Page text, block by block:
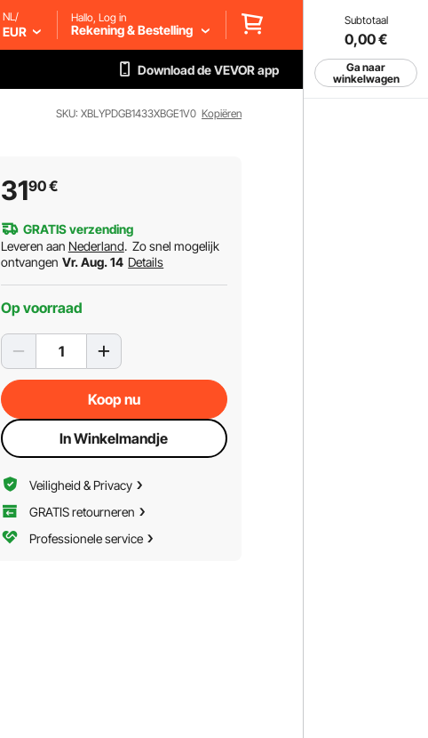
Subtotaal
0,00€
Ga naar
winkelwagen
NL/
EUR
Hallo, Log in
Rekening & Bestelling
Download de VEVOR app
SKU: XBLYPDGB1433XBGE1V0 Kopiëren
3190€
GRATIS verzending
Leveren aan Nederland. Zo snel mogelijk
ontvangen Vr. Aug. 14 Details
Op voorraad
Koop nu
In Winkelmandje
Veiligheid & Privacy
GRATIS retourneren
Professionele service